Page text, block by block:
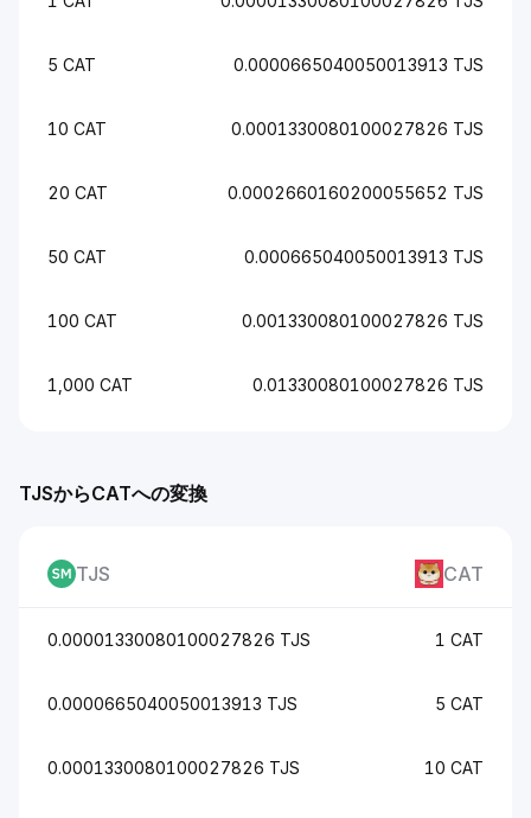
5 CAT 0.0000665040050013913 TJS
10 CAT 0.0001330080100027826 TJS
20 CAT 0.0002660160200055652 TJS
50 CAT 0.000665040050013913 TJS
100 CAT 0.001330080100027826 TJS
1,000 CAT 0.01330080100027826 TJS
TJSからCATへの変換
TJS CAT
0.00001330080100027826 TJS 1 CAT
0.0000665040050013913 TJS 5 CAT
0.0001330080100027826 TJS 10 CAT